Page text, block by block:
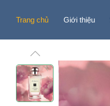
Trang chủ Giới thiệu